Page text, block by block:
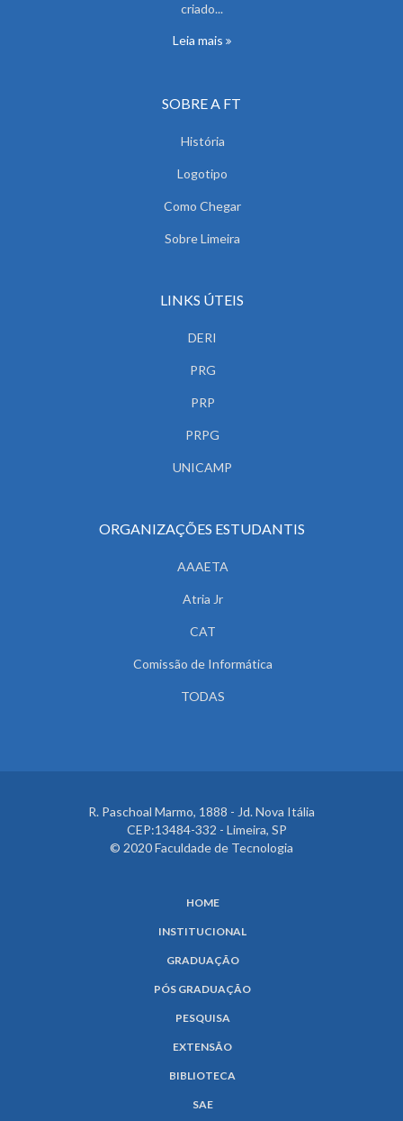
criado...
Leia mais
SOBRE A FT
História
Logotipo
Como Chegar
Sobre Limeira
LINKS ÚTEIS
DERI
PRG
PRP
PRPG
UNICAMP
ORGANIZAÇÕES ESTUDANTIS
AAAETA
Atria Jr
CAT
Comissão de Informática
TODAS
R. Paschoal Marmo, 1888 - Jd. Nova Itália
CEP:13484-332 - Limeira, SP
© 2020 Faculdade de Tecnologia
HOME
INSTITUCIONAL
GRADUAÇÃO
PÓS GRADUAÇÃO
PESQUISA
EXTENSÃO
BIBLIOTECA
SAE